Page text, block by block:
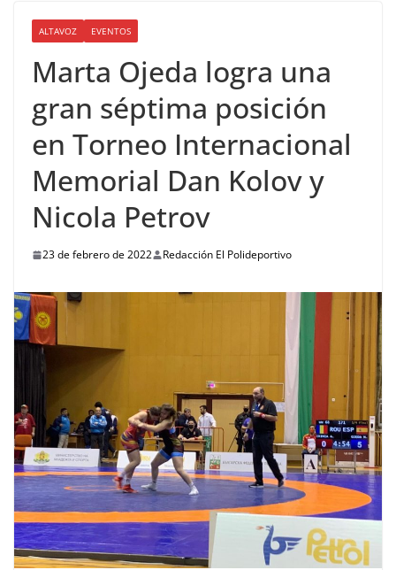
ALTAVOZ EVENTOS
Marta Ojeda logra una
gran séptima posición
en Torneo Internacional
Memorial Dan Kolov y
Nicola Petrov
23 de febrero de 2022 Redacción El Polideportivo